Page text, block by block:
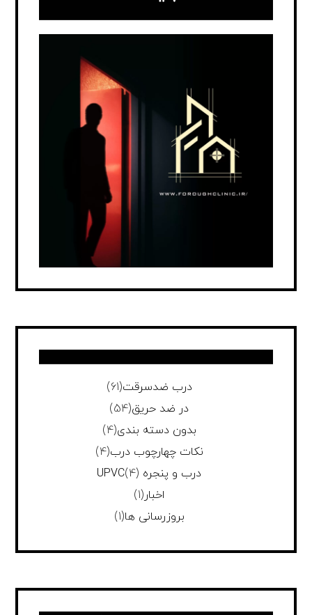
درب ضدسرقت(61)
در ضد حریق(54)
بدون دسته بندی(4)
نکات چهارچوب درب(4)
درب و پنجره UPVC (4)
اخبار(1)
بروزرسانی ها(1)